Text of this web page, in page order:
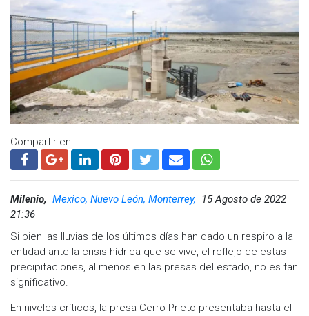
Compartir en:
Milenio, Mexico, Nuevo León, Monterrey,
15 Agosto de 2022
21:36
Si bien las lluvias de los últimos días han dado un respiro a la
entidad ante la crisis hídrica que se vive, el reflejo de estas
precipitaciones, al menos en las presas del estado, no es tan
significativo.
En niveles críticos, la presa Cerro Prieto presentaba hasta el